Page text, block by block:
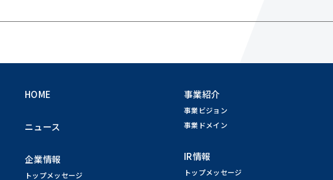
HOME
ニュース
企業情報
トップメッセージ
事業紹介
事業ビジョン
事業ドメイン
IR情報
トップメッセージ